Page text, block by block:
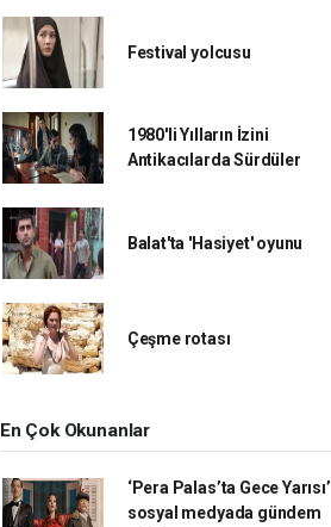
Festival yolcusu
1980'li Yılların İzini
Antikacılarda Sürdüler
Balat'ta 'Hasiyet' oyunu
Çeşme rotası
En Çok Okunanlar
‘Pera Palas’ta Gece Yarısı’
sosyal medyada gündem